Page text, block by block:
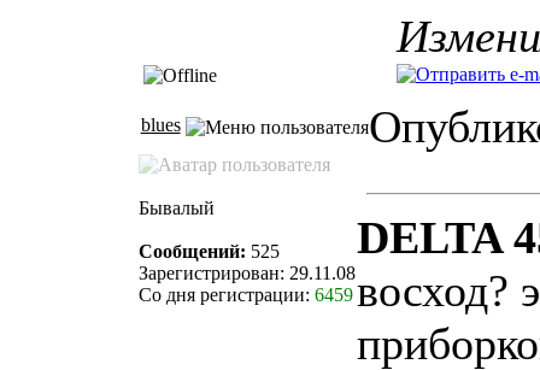
blues
Бывалый
Сообщений: 525
Зарегистрирован: 29.11.08
Со дня регистрации: 6459
DELTA
восход?